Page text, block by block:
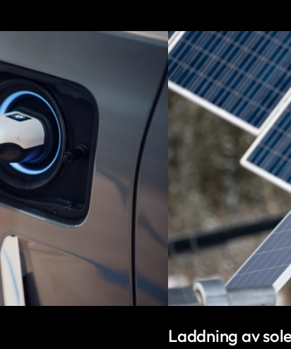
Laddning av